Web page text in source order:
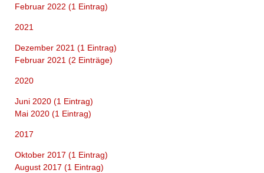
Februar 2022 (1 Eintrag)
2021
Dezember 2021 (1 Eintrag)
Februar 2021 (2 Einträge)
2020
Juni 2020 (1 Eintrag)
Mai 2020 (1 Eintrag)
2017
Oktober 2017 (1 Eintrag)
August 2017 (1 Eintrag)